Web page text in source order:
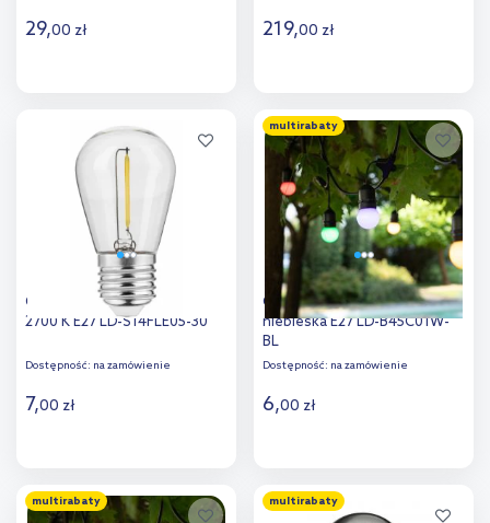
29,00 zł
Dodaj do
porównania
219,00 zł
Dodaj do
porównania
GTV żarówka LED 1x0,5 W
2700 K E27 LD-S14FLE05-30
Dostępność: na zamówienie
7,00 zł
Dodaj do
multirabaty
GTV żarówka LED 1x1 W
niebieska E27 LD-B45C01W-
BL
Dostępność: na zamówienie
6,00 zł
Dodaj do
multirabaty multirabaty